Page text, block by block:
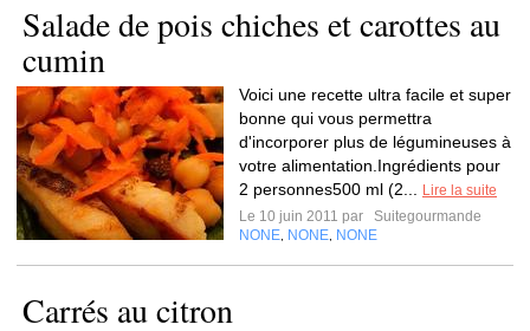
Salade de pois chiches et carottes au
cumin
Voici une recette ultra facile et super
bonne qui vous permettra
d'incorporer plus de légumineuses à
votre alimentation.Ingrédients pour
2 personnes500 ml (2...
Lire la suite
Le 10 juin 2011 par
Suitegourmande
NONE NONE NONE
Carrés au citron